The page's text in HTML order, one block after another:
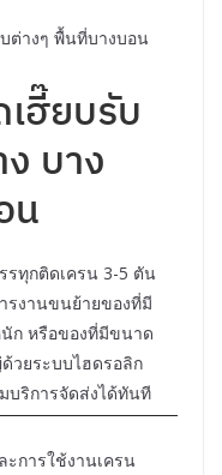
ต่างๆ พื้นที่บางบอน
เฮี๊ยบรับ
ง บาง
น
รทุกติดเครน 3-5 ตัน
รงานขนย้ายของที่มี
ก หรือของที่มีขนาด
วยระบบไฮดรอลิก
บริการจัดส่งได้ทันที
การใช้งานเครน